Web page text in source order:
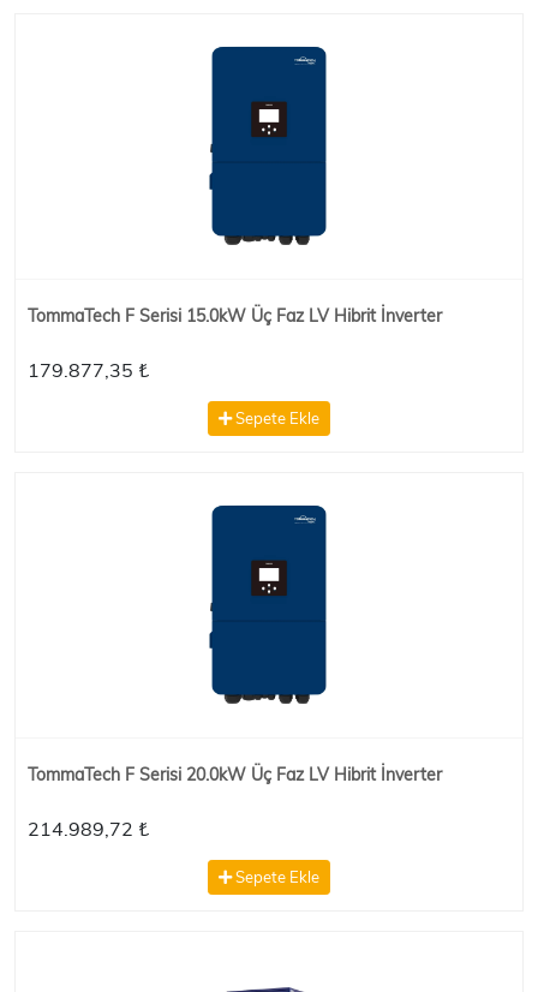
TommaTech F Serisi 15.0kW Üç Faz LV Hibrit İnverter
179.877,35 ₺
Sepete Ekle
TommaTech F Serisi 20.0kW Üç Faz LV Hibrit İnverter
214.989,72 ₺
Sepete Ekle